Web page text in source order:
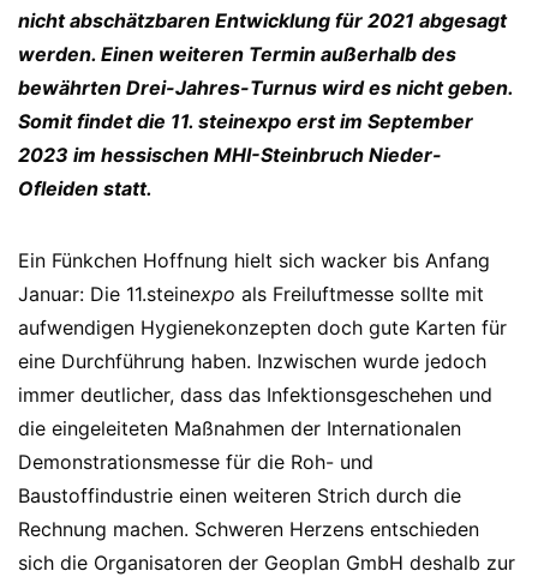
nicht abschätzbaren Entwicklung für 2021 abgesagt
werden. Einen weiteren Termin außerhalb des
bewährten Drei-Jahres-Turnus wird es nicht geben.
Somit findet die 11. steinexpo erst im September
2023 im hessischen MHI-Steinbruch Nieder-
Ofleiden statt.
Ein Fünkchen Hoffnung hielt sich wacker bis Anfang
Januar: Die 11.steinexpo als Freiluftmesse sollte mit
aufwendigen Hygienekonzepten doch gute Karten für
eine Durchführung haben. Inzwischen wurde jedoch
immer deutlicher, dass das Infektionsgeschehen und
die eingeleiteten Maßnahmen der Internationalen
Demonstrationsmesse für die Roh- und
Baustoffindustrie einen weiteren Strich durch die
Rechnung machen. Schweren Herzens entschieden
sich die Organisatoren der Geoplan GmbH deshalb zur